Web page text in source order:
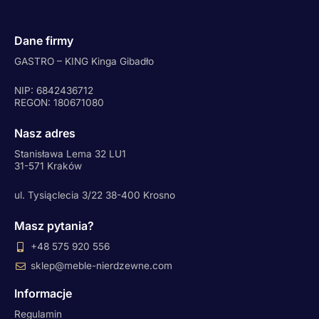
Dane firmy
GASTRO – KING Kinga Gibadło
NIP: 6842436712
REGON: 180671080
Nasz adres
Stanisława Lema 32 LU1
31-571 Kraków
ul. Tysiąclecia 3/22 38-400 Krosno
Masz pytania?
+48 575 920 556
sklep@meble-nierdzewne.com
Informacje
Regulamin